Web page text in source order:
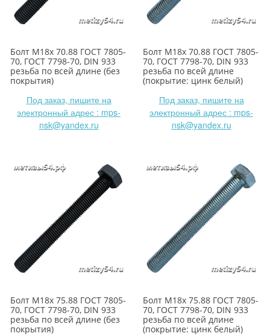
Болт М18х 70.88 ГОСТ 7805-
70, ГОСТ 7798-70, DIN 933
резьба по всей длине (без
покрытия)
Под заказ, пишите на
электронный адрес : mps-
nsk@yandex.ru
Болт М18х 70.88 ГОСТ 7805-
70, ГОСТ 7798-70, DIN 933
резьба по всей длине
(покрытие: цинк белый)
Под заказ, пишите на
электронный адрес : mps-
nsk@yandex.ru
Болт М18х 75.88 ГОСТ 7805-
70, ГОСТ 7798-70, DIN 933
резьба по всей длине (без
покрытия)
Болт М18х 75.88 ГОСТ 7805-
70, ГОСТ 7798-70, DIN 933
резьба по всей длине
(покрытие: цинк белый)